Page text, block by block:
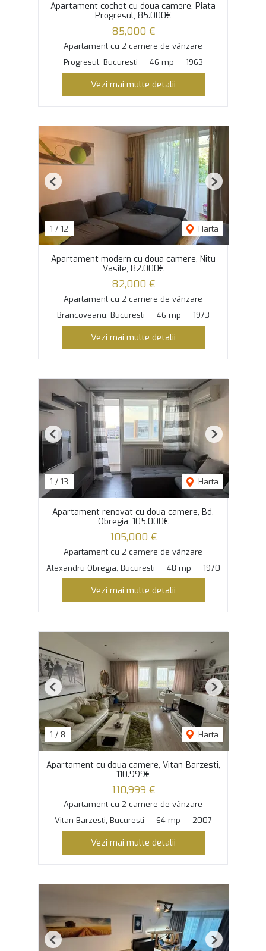
Apartament cochet cu doua camere, Piata
Progresul, 85.000€
85,000 €
Apartament cu 2 camere de vânzare
Progresul, Bucuresti
46 mp 1963
Vezi mai multe detalii
1 / 12 Harta
Previous Next
Apartament modern cu doua camere, Nitu
Vasile, 82.000€
82,000 €
Apartament cu 2 camere de vânzare
Brancoveanu, Bucuresti
46 mp 1973
Vezi mai multe detalii
1 / 13 Harta
Previous Next
Apartament renovat cu doua camere, Bd.
Obregia, 105.000€
105,000 €
Apartament cu 2 camere de vânzare
Alexandru Obregia, Bucuresti
48 mp 1970
Vezi mai multe detalii
1 / 8 Harta
Previous Next
Apartament cu doua camere, Vitan-Barzesti,
110.999€
110,999 €
Apartament cu 2 camere de vânzare
Vitan-Barzesti, Bucuresti
64 mp 2007
Vezi mai multe detalii
Previous Next